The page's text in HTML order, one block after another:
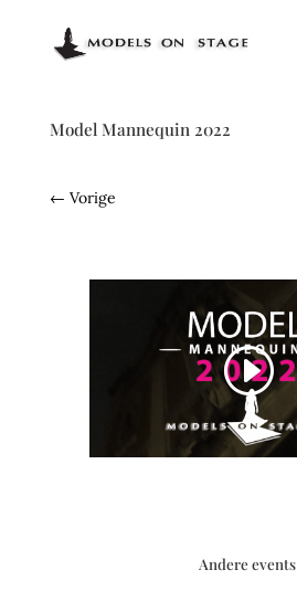
Model Mannequin 2022
← Vorige
Andere events